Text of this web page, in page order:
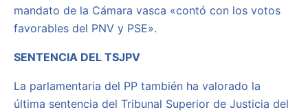
mandato de la Cámara vasca «contó con los votos
favorables del PNV y PSE».
SENTENCIA DEL TSJPV
La parlamentaria del PP también ha valorado la
última sentencia del Tribunal Superior de Justicia del